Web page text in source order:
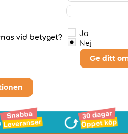
vid betyget?
Ja
Nej
Ge ditt